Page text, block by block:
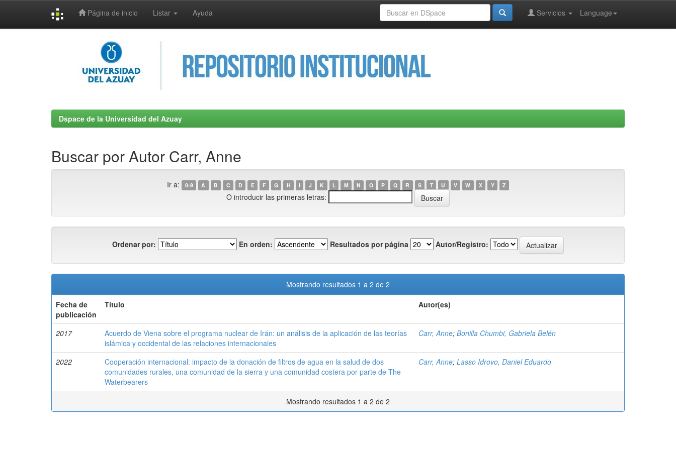
Página de inicio Listar Ayuda Language
Servicios
Dspace de la Universidad del Azuay
Buscar por Autor Carr, Anne
Ir a: 0-9 A B C D E F G H I J K L M N O P Q R S T U V W X Y Z
O introducir las primeras letras:
Ordenar por: En orden: Resultados por página Autor/Registro:
Mostrando resultados 1 a 2 de 2
Fecha de
publicación
Título Autor(es)
2017
Acuerdo de Viena sobre el programa nuclear de Irán: un análisis de la aplicación de las teorías
islámica y occidental de las relaciones internacionales
Carr, Anne; Bonilla Chumbi, Gabriela Belén
2022
Cooperación internacional: impacto de la donación de filtros de agua en la salud de dos
comunidades rurales, una comunidad de la sierra y una comunidad costera por parte de The
Waterbearers
Carr, Anne; Lasso Idrovo, Daniel Eduardo
Mostrando resultados 1 a 2 de 2